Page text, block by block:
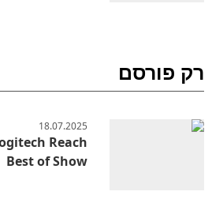
רק פורסם
18.07.2025
Best of Show